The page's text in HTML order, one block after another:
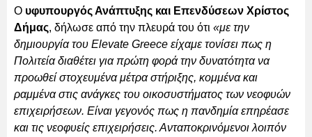
Ο υφυπουργός Ανάπτυξης και Επενδύσεων Χρίστος
Δήμας, δήλωσε από την πλευρά του ότι «με την
δημιουργία του Elevate Greece είχαμε τονίσει πως η
Πολιτεία διαθέτει για πρώτη φορά την δυνατότητα να
προωθεί στοχευμένα μέτρα στήριξης, κομμένα και
ραμμένα στις ανάγκες του οικοσυστήματος των νεοφυών
επιχειρήσεων. Είναι γεγονός πως η πανδημία επηρέασε
και τις νεοφυείς επιχειρήσεις. Ανταποκρινόμενοι λοιπόν